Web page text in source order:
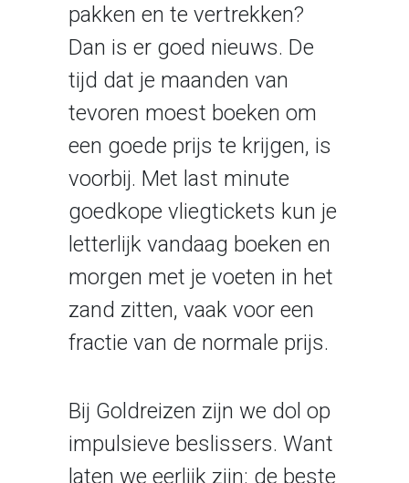
pakken en te vertrekken?
Dan is er goed nieuws. De
tijd dat je maanden van
tevoren moest boeken om
een goede prijs te krijgen, is
voorbij. Met last minute
goedkope vliegtickets kun je
letterlijk vandaag boeken en
morgen met je voeten in het
zand zitten, vaak voor een
fractie van de normale prijs.
Bij Goldreizen zijn we dol op
impulsieve beslissers. Want
laten we eerlijk zijn: de beste